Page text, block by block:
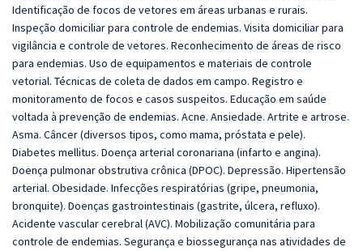
Identificação de focos de vetores em áreas urbanas e rurais.
Inspeção domiciliar para controle de endemias. Visita domiciliar para
vigilância e controle de vetores. Reconhecimento de áreas de risco
para endemias. Uso de equipamentos e materiais de controle
vetorial. Técnicas de coleta de dados em campo. Registro e
monitoramento de focos e casos suspeitos. Educação em saúde
voltada à prevenção de endemias. Acne. Ansiedade. Artrite e artrose.
Asma. Câncer (diversos tipos, como mama, próstata e pele).
Diabetes mellitus. Doença arterial coronariana (infarto e angina).
Doença pulmonar obstrutiva crônica (DPOC). Depressão. Hipertensão
arterial. Obesidade. Infecções respiratórias (gripe, pneumonia,
bronquite). Doenças gastrointestinais (gastrite, úlcera, refluxo).
Acidente vascular cerebral (AVC). Mobilização comunitária para
controle de endemias. Segurança e biossegurança nas atividades de